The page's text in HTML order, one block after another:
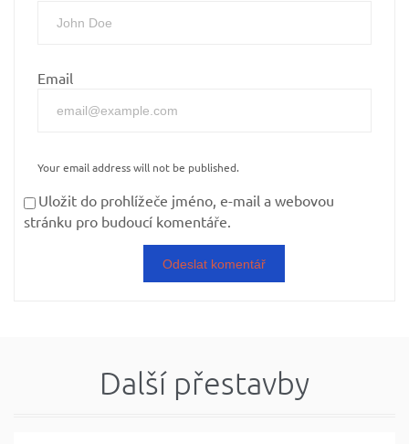
Email
Your email address will not be published.
Uložit do prohlížeče jméno, e-mail a webovou
stránku pro budoucí komentáře.
Další přestavby